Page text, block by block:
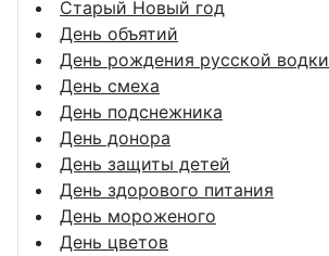
Старый Новый год
День объятий
День рождения русской водки
День смеха
День подснежника
День донора
День защиты детей
День здорового питания
День мороженого
День цветов